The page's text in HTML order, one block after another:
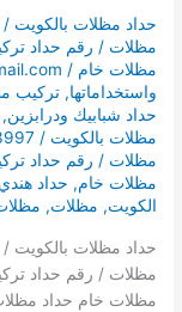
مظلات / رقم حداد
مظلات خام /
واستخداماتها,تركيب
حداد شبابيك ودرابزين,
مظلات / رقم حداد
مظلات خام, حداد
الكويت, مظلات,
مظلات / رقم حداد
/
مظلات
خام